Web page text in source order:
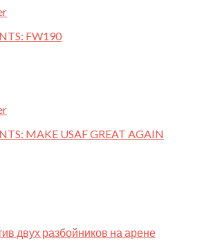
FW190
MAKE USAF GREAT AGAIN
двух разбойников на арене